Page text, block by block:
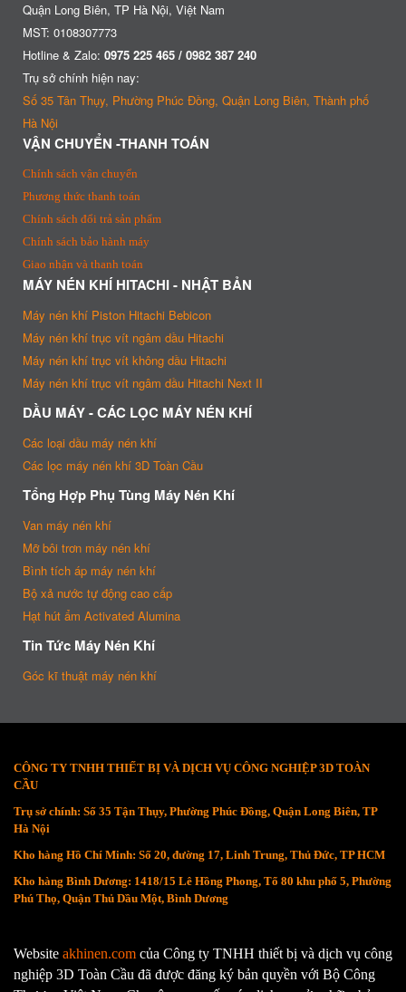
Quận Long Biên, TP Hà Nội, Việt Nam
MST: 0108307773
Hotline & Zalo: 0975 225 465 / 0982 387 240
Trụ sở chính hiện nay:
Số 35 Tân Thụy, Phường Phúc Đồng, Quận Long Biên, Thành phố
Hà Nội
VẬN CHUYỂN -THANH TOÁN
Chính sách vận chuyển
Phương thức thanh toán
Chính sách đổi trả sản phẩm
Chính sách bảo hành máy
Giao nhận và thanh toán
MÁY NÉN KHÍ HITACHI - NHẬT BẢN
Máy nén khí Piston Hitachi Bebicon
Máy nén khí trục vít ngâm dầu Hitachi
Máy nén khí trục vít không dầu Hitachi
Máy nén khí trục vít ngâm dầu Hitachi Next II
DẦU MÁY - CÁC LỌC MÁY NÉN KHÍ
Các loại dầu máy nén khí
Các lọc máy nén khí 3D Toàn Cầu
Tổng Hợp Phụ Tùng Máy Nén Khí
Van máy nén khí
Mỡ bôi trơn máy nén khí
Bình tích áp máy nén khí
Bộ xả nước tự động cao cấp
Hạt hút ẩm Activated Alumina
Tin Tức Máy Nén Khí
Góc kĩ thuật máy nén khí
CÔNG TY TNHH THIẾT BỊ VÀ DỊCH VỤ CÔNG NGHIỆP 3D TOÀN
CẦU
Trụ sở chính: Số 35 Tận Thụy, Phường Phúc Đồng, Quận Long Biên, TP
Hà Nội
Kho hàng Hồ Chí Minh: Số 20, đường 17, Linh Trung, Thủ Đức, TP HCM
Kho hàng Bình Dương: 1418/15 Lê Hồng Phong, Tổ 80 khu phố 5, Phường
Phú Thọ, Quận Thủ Dầu Một, Bình Dương
Website akhinen.com của Công ty TNHH thiết bị và dịch vụ công
nghiệp 3D Toàn Cầu đã được đăng ký bản quyền với Bộ Công